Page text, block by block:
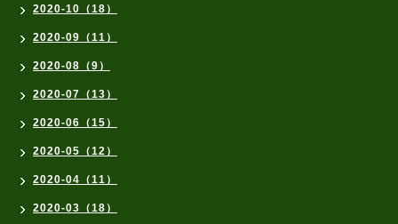
2020-10（18）
2020-09（11）
2020-08（9）
2020-07（13）
2020-06（15）
2020-05（12）
2020-04（11）
2020-03（18）